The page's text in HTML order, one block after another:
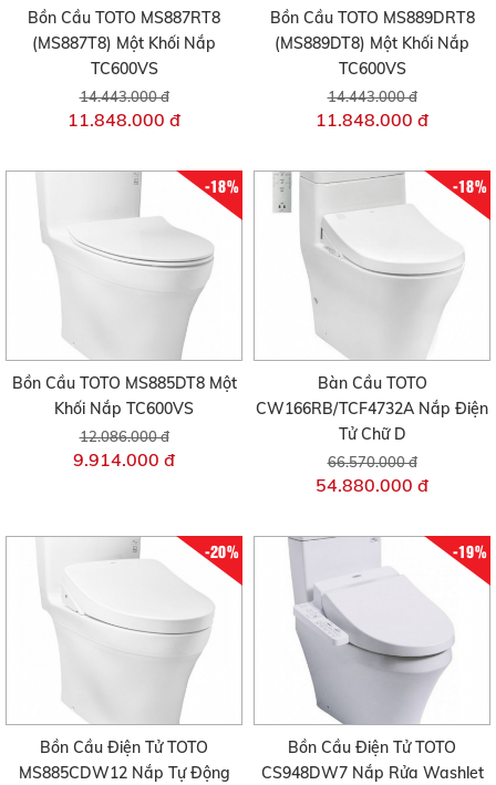
Bồn Cầu TOTO MS887RT8
(MS887T8) Một Khối Nắp
TC600VS
14.443.000 đ
11.848.000 đ
Bồn Cầu TOTO MS889DRT8
(MS889DT8) Một Khối Nắp
TC600VS
14.443.000 đ
11.848.000 đ
-18%
Bồn Cầu TOTO MS885DT8 Một
Khối Nắp TC600VS
12.086.000 đ
9.914.000 đ
-18%
Bàn Cầu TOTO
CW166RB/TCF4732A Nắp Điện
Tử Chữ D
66.570.000 đ
54.880.000 đ
-20%
Bồn Cầu Điện Tử TOTO
MS885CDW12 Nắp Tự Động
-19%
Bồn Cầu Điện Tử TOTO
CS948DW7 Nắp Rửa Washlet